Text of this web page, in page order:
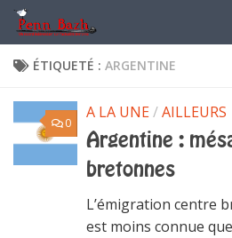
Skip to content
ÉTIQUETÉ : ARGENTINE
0
A LA UNE/AILLEURS
Argentine :
bretonnes
L’émigration centre
est moins connue